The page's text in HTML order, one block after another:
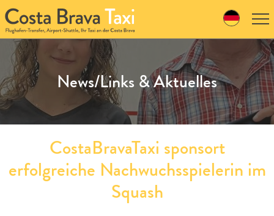
Skip
to
navigation
Skip
content
News/Links & Aktuelles
CostaBravaTaxi sponsort
erfolgreiche Nachwuchsspielerin im
Squash